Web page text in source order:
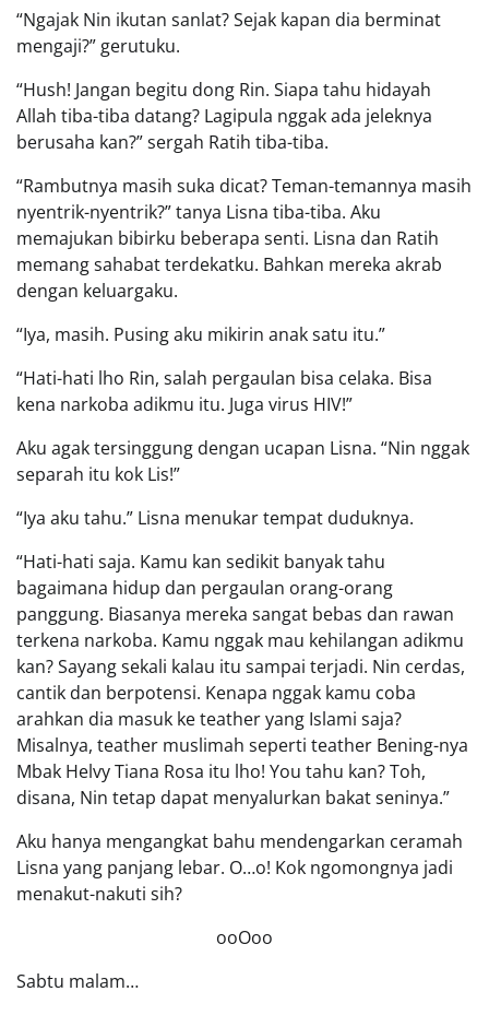
“Ngajak Nin ikutan sanlat? Sejak kapan dia berminat
mengaji?” gerutuku.
“Hush! Jangan begitu dong Rin. Siapa tahu hidayah
Allah tiba-tiba datang? Lagipula nggak ada jeleknya
berusaha kan?” sergah Ratih tiba-tiba.
“Rambutnya masih suka dicat? Teman-temannya masih
nyentrik-nyentrik?” tanya Lisna tiba-tiba. Aku
memajukan bibirku beberapa senti. Lisna dan Ratih
memang sahabat terdekatku. Bahkan mereka akrab
dengan keluargaku.
“Iya, masih. Pusing aku mikirin anak satu itu.”
“Hati-hati lho Rin, salah pergaulan bisa celaka. Bisa
kena narkoba adikmu itu. Juga virus HIV!”
Aku agak tersinggung dengan ucapan Lisna. “Nin nggak
separah itu kok Lis!”
“Iya aku tahu.” Lisna menukar tempat duduknya.
“Hati-hati saja. Kamu kan sedikit banyak tahu
bagaimana hidup dan pergaulan orang-orang
panggung. Biasanya mereka sangat bebas dan rawan
terkena narkoba. Kamu nggak mau kehilangan adikmu
kan? Sayang sekali kalau itu sampai terjadi. Nin cerdas,
cantik dan berpotensi. Kenapa nggak kamu coba
arahkan dia masuk ke teather yang Islami saja?
Misalnya, teather muslimah seperti teather Bening-nya
Mbak Helvy Tiana Rosa itu lho! You tahu kan? Toh,
disana, Nin tetap dapat menyalurkan bakat seninya.”
Aku hanya mengangkat bahu mendengarkan ceramah
Lisna yang panjang lebar. O…o! Kok ngomongnya jadi
menakut-nakuti sih?
ooOoo
Sabtu malam…